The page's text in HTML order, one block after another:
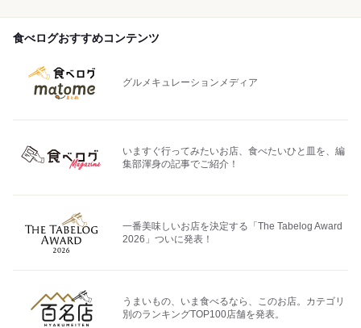
食べログおすすめコンテンツ
グルメキュレーションメディア
いますぐ行ってみたいお店、食べたいひと皿を、編
集部渾身の記事でご紹介！
一番美味しいお店を決定する「The Tabelog Award
2026」ついに発表！
うまいもの、いま食べるなら、このお店。カテゴリ
別のランキングTOP100店舗を発表。